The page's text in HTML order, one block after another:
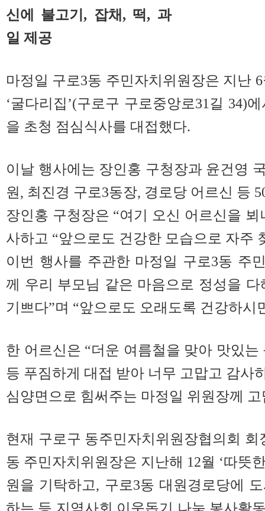
신에 불고기, 잡채, 떡, 과
일 제공
마정일 구로3동 주민자치위원장은 지난
‘굴다리집’(구로구 구로중앙로31길 34)
을 초청 점심식사를 대접했다.
이날 행사에는 장인홍 구청장과 윤건영
원, 최진경 구로3동장, 경로당 어르신 등
장인홍 구청장은 “여기 오신 어르신을
사하고 “앞으로도 건강한 모습으로 자주
이번 행사를 주관한 마정일 구로3동 주
께 우리 부모님 같은 마음으로 정성을
기쁘다”며 “앞으로도 오래도록 건강하시
한 어르신은 “더운 여름철을 맞아 맛있
등 푸짐하게 대접 받아 너무 고맙고 감사
심양면으로 힘써주는 마정일 위원장께
현재 구로구 동주민자치위원장협의회
동 주민자치위원장은 지난해 12월 ‘따뜻
원을 기탁하고, 구로3동 대원경로당에
하는 등 지역사회 이웃돕기 나눔 봉사활